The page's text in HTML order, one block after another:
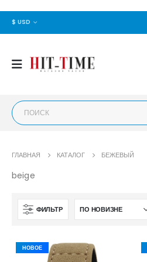
$ USD
ГЛАВНАЯ КАТАЛОГ БЕЖЕВЫЙ
beige
ФИЛЬТР
НОВОЕ